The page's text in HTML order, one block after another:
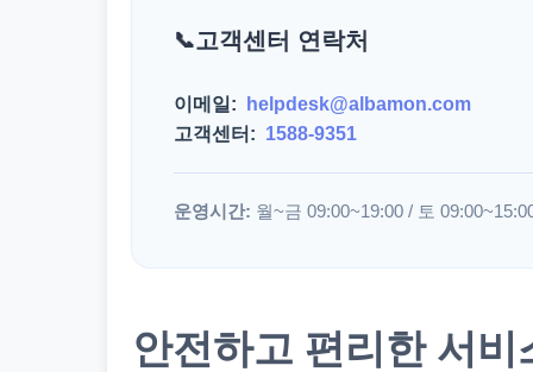
고객센터 연락처
이메일:
helpdesk@albamon.com
고객센터: 1588-9351
운영시간: 월~금 09:00~19:00 / 토
안전하고 편리한 서